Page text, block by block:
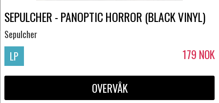
SEPULCHER - PANOPTIC HORROR (BLACK VINYL)
Sepulcher
LP 179 NOK
OVERVÅK